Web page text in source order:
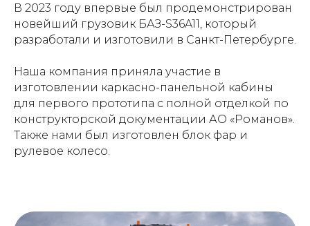
В 2023 году впервые был продемонстрирован
новейший грузовик БАЗ-S36A11, который
разработали и изготовили в Санкт-Петербурге.
Наша компания приняла участие в
изготовлении каркасно-панельной кабины
для первого прототипа с полной отделкой по
конструкторской документации АО «Романов».
Также нами был изготовлен блок фар и
рулевое колесо.